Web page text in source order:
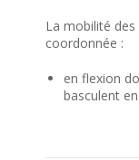
La mobilité
coordonnée :
en flexion
basculent